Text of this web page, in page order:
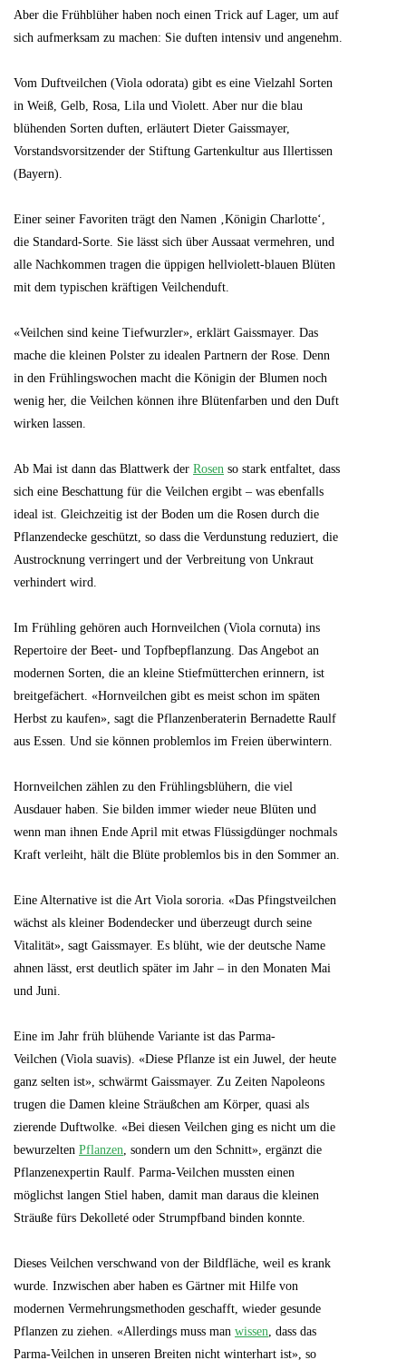
Aber die Frühblüher haben noch einen Trick auf Lager, um auf
sich aufmerksam zu machen: Sie duften intensiv und angenehm.
Vom Duftveilchen (Viola odorata) gibt es eine Vielzahl Sorten
in Weiß, Gelb, Rosa, Lila und Violett. Aber nur die blau
blühenden Sorten duften, erläutert Dieter Gaissmayer,
Vorstandsvorsitzender der Stiftung Gartenkultur aus Illertissen
(Bayern).
Einer seiner Favoriten trägt den Namen ‚Königin Charlotte‘,
die Standard-Sorte. Sie lässt sich über Aussaat vermehren, und
alle Nachkommen tragen die üppigen hellviolett-blauen Blüten
mit dem typischen kräftigen Veilchenduft.
«Veilchen sind keine Tiefwurzler», erklärt Gaissmayer. Das
mache die kleinen Polster zu idealen Partnern der Rose. Denn
in den Frühlingswochen macht die Königin der Blumen noch
wenig her, die Veilchen können ihre Blütenfarben und den Duft
wirken lassen.
Ab Mai ist dann das Blattwerk der Rosen so stark entfaltet, dass
sich eine Beschattung für die Veilchen ergibt – was ebenfalls
ideal ist. Gleichzeitig ist der Boden um die Rosen durch die
Pflanzendecke geschützt, so dass die Verdunstung reduziert, die
Austrocknung verringert und der Verbreitung von Unkraut
verhindert wird.
Im Frühling gehören auch Hornveilchen (Viola cornuta) ins
Repertoire der Beet- und Topfbepflanzung. Das Angebot an
modernen Sorten, die an kleine Stiefmütterchen erinnern, ist
breitgefächert. «Hornveilchen gibt es meist schon im späten
Herbst zu kaufen», sagt die Pflanzenberaterin Bernadette Raulf
aus Essen. Und sie können problemlos im Freien überwintern.
Hornveilchen zählen zu den Frühlingsblühern, die viel
Ausdauer haben. Sie bilden immer wieder neue Blüten und
wenn man ihnen Ende April mit etwas Flüssigdünger nochmals
Kraft verleiht, hält die Blüte problemlos bis in den Sommer an.
Eine Alternative ist die Art Viola sororia. «Das Pfingstveilchen
wächst als kleiner Bodendecker und überzeugt durch seine
Vitalität», sagt Gaissmayer. Es blüht, wie der deutsche Name
ahnen lässt, erst deutlich später im Jahr – in den Monaten Mai
und Juni.
Eine im Jahr früh blühende Variante ist das Parma-
Veilchen (Viola suavis). «Diese Pflanze ist ein Juwel, der heute
ganz selten ist», schwärmt Gaissmayer. Zu Zeiten Napoleons
trugen die Damen kleine Sträußchen am Körper, quasi als
zierende Duftwolke. «Bei diesen Veilchen ging es nicht um die
bewurzelten Pflanzen, sondern um den Schnitt», ergänzt die
Pflanzenexpertin Raulf. Parma-Veilchen mussten einen
möglichst langen Stiel haben, damit man daraus die kleinen
Sträuße fürs Dekolleté oder Strumpfband binden konnte.
Dieses Veilchen verschwand von der Bildfläche, weil es krank
wurde. Inzwischen aber haben es Gärtner mit Hilfe von
modernen Vermehrungsmethoden geschafft, wieder gesunde
Pflanzen zu ziehen. «Allerdings muss man wissen, dass das
Parma-Veilchen in unseren Breiten nicht winterhart ist», so